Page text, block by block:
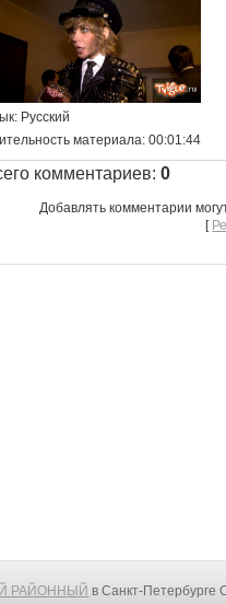
: Русский
материала: 00:01:44
комментариев: 0
Добавлять комментарии
[
РАЙОННЫЙ в Санкт-Петербурге